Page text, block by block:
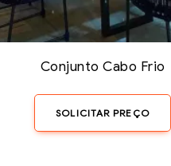
Conjunto Cabo Frio
SOLICITAR PREÇO